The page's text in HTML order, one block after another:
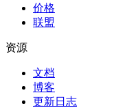
价格
联盟
资源
文档
博客
更新日志